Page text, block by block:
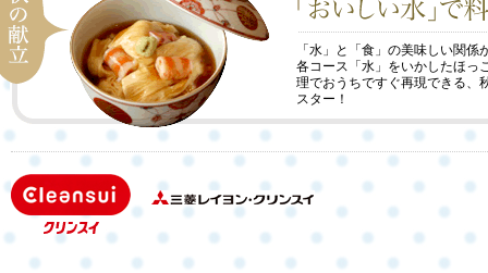
「水」と「食」の美味しい関係
各コース「水」をいかしたほっ
理でおうちですぐ再現できる、
スター！